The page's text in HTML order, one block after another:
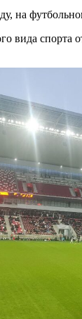
на
вида спорта